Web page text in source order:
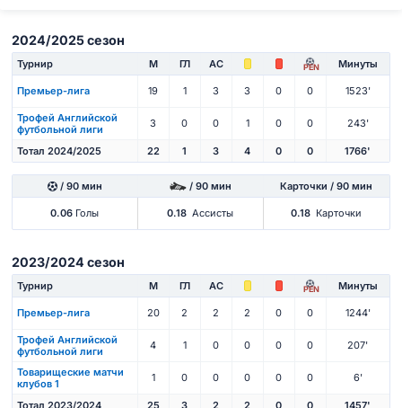
2024/2025 сезон
Турнир М ГЛ АС PEN Минуты
Премьер-лига 19 1 3 3 0 0 1523'
Трофей Английской
футбольной лиги
3 0 0 1 0 0 243'
Тотал 2024/2025 22 1 3 4 0 0 1766'
/ 90 мин / 90 мин Карточки / 90 мин
0.06 Голы 0.18 Ассисты 0.18 Карточки
2023/2024 сезон
Турнир М ГЛ АС PEN Минуты
Премьер-лига 20 2 2 2 0 0 1244'
Трофей Английской
футбольной лиги
4 1 0 0 0 0 207'
Товарищеские матчи
клубов 1
1 0 0 0 0 0 6'